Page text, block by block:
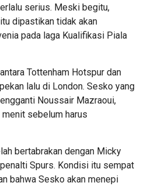
serius. Meski begitu,
dipastikan tidak akan
pada laga Kualifikasi Piala
Tottenham Hotspur dan
lalu di London. Sesko yang
Noussair Mazraoui,
sebelum harus
bertabrakan dengan Micky
Spurs. Kondisi itu sempat
bahwa Sesko akan menepi